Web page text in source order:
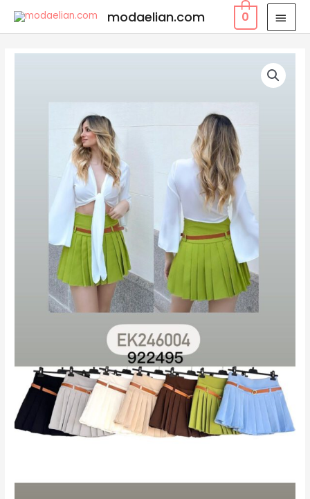
modaelian.com 0